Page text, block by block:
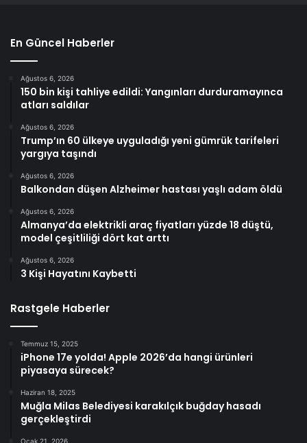
En Güncel Haberler
Ağustos 6, 2026
150 bin kişi tahliye edildi: Yangınları durduramayınca
atları saldılar
Ağustos 6, 2026
Trump’ın 60 ülkeye uyguladığı yeni gümrük tarifeleri
yargıya taşındı
Ağustos 6, 2026
Balkondan düşen Alzheimer hastası yaşlı adam öldü
Ağustos 6, 2026
Almanya’da elektrikli araç fiyatları yüzde 18 düştü,
model çeşitliliği dört kat arttı
Ağustos 6, 2026
3 Kişi Hayatını Kaybetti
Rastgele Haberler
Temmuz 15, 2025
iPhone 17e yolda! Apple 2026’da hangi ürünleri
piyasaya sürecek?
Haziran 18, 2025
Muğla Milas Belediyesi karakılçık buğday hasadı
gerçekleştirdi
Ocak 21, 2026